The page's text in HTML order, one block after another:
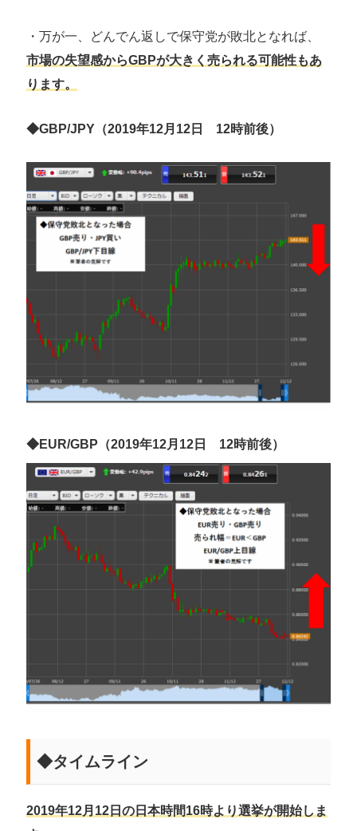
・万が一、どんでん返しで保守党が敗北となれば、
市場の失望感からGBPが大きく売られる可能性もあ
ります。
◆GBP/JPY（2019年12月12日 12時前後）
◆EUR/GBP（2019年12月12日 12時前後）
◆タイムライン
2019年12月12日の日本時間16時より選挙が開始しま